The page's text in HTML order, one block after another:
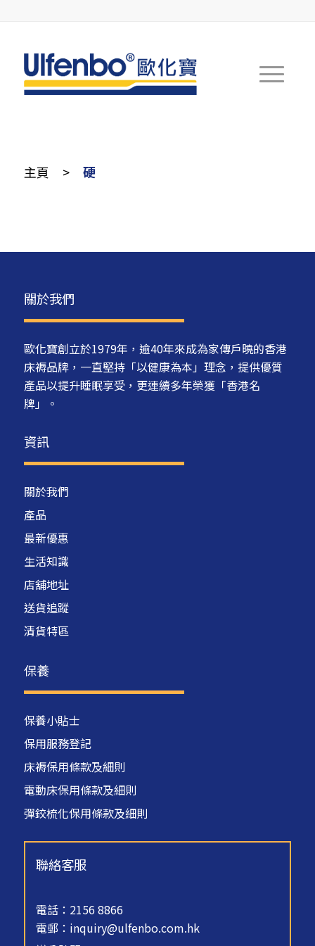
主頁 > 硬
關於我們
歐化寶創立於1979年，逾40年來成為家傳戶曉的香港
床褥品牌，一直堅持「以健康為本」理念，提供優質
產品以提升睡眠享受，更連續多年榮獲「香港名
牌」。
資訊
關於我們
產品
最新優惠
生活知識
店舖地址
送貨追蹤
清貨特區
保養
保養小貼士
保用服務登記
床褥保用條款及細則
電動床保用條款及細則
彈鉸梳化保用條款及細則
聯絡客服
電話：2156 8866
電郵： inquiry@ulfenbo.com.hk